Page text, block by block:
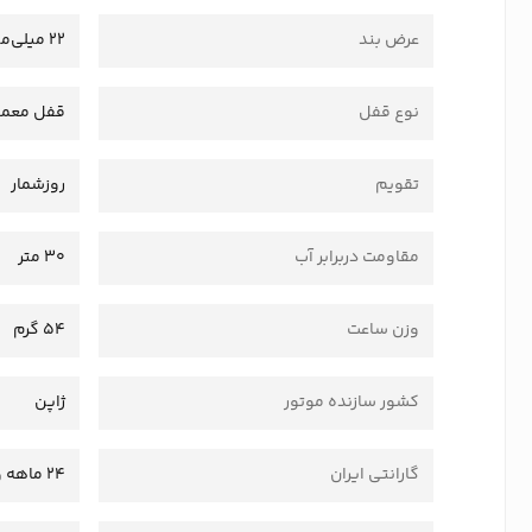
عرض بند 22 میلی‌متر
نوع قفل قفل
تقویم روزشمار
مقاومت دربرابر آب 30 متر
وزن ساعت 54 گرم
کشور سازنده موتور ژاپن
گارانتی ایران 24 ماهه وستاسرویس